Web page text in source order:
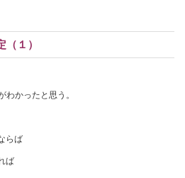
（１）
わかったと思う。
らば
ば